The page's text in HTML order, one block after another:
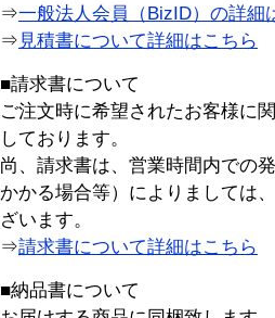
⇒一般法人会員（BizID）の詳細
⇒ 見積書について詳細はこちら
■請求書について
ご注文時に希望されたお客様に
しております。
尚、請求書は、営業時間内での
かかる場合等）によりましては
ざいます。
⇒請求書について詳細はこちら
■納品書について